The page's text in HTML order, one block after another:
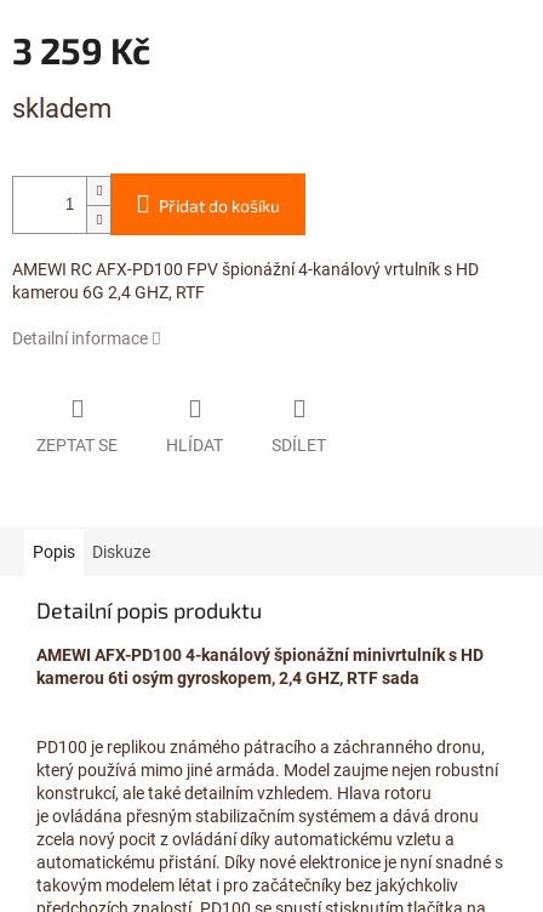
3 259 Kč
cena:
skladem
Přidat do košíku
AMEWI RC AFX-PD100 FPV špionážní 4-kanálový vrtulník s HD
kamerou 6G 2,4 GHZ, RTF
Detailní informace
ZEPTAT SE HLÍDAT SDÍLET
Popis Diskuze
Detailní popis produktu
AMEWI AFX-PD100 4-kanálový špionážní minivrtulník s HD
kamerou 6ti osým gyroskopem, 2,4 GHZ, RTF sada
PD100 je replikou známého pátracího a záchranného dronu,
který používá mimo jiné armáda. Model zaujme nejen robustní
konstrukcí, ale také detailním vzhledem. Hlava rotoru
je ovládána přesným stabilizačním systémem a dává dronu
zcela nový pocit z ovládání díky automatickému vzletu a
automatickému přistání. Díky nové elektronice je nyní snadné s
takovým modelem létat i pro začátečníky bez jakýchkoliv